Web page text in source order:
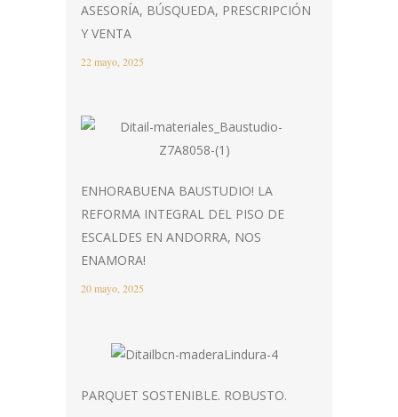
ASESORÍA, BÚSQUEDA, PRESCRIPCIÓN
Y VENTA
22 mayo, 2025
ENHORABUENA BAUSTUDIO! LA
REFORMA INTEGRAL DEL PISO DE
ESCALDES EN ANDORRA, NOS
ENAMORA!
20 mayo, 2025
PARQUET SOSTENIBLE. ROBUSTO.